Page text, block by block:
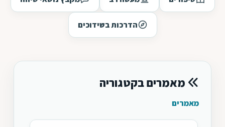
הדרכות בשידוכים
מאמרים בקטגוריה
מאמרים